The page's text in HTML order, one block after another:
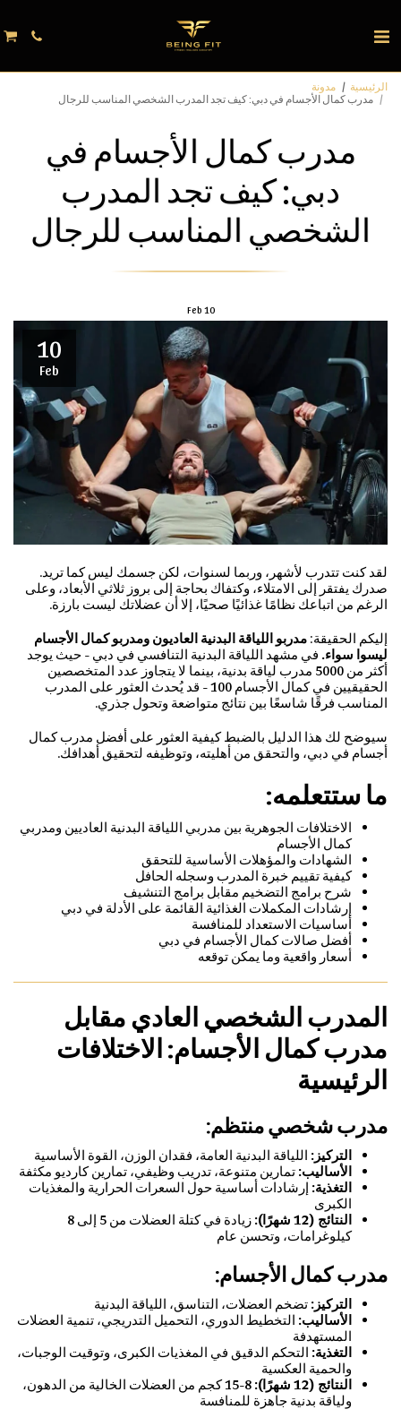
الرئيسية
مدونة
مدرب كمال الأجسام في دبي: كيف تجد المدرب الشخصي المناسب للرجال
مدرب كمال الأجسام في
دبي: كيف تجد المدرب
الشخصي المناسب للرجال
Feb
10
Feb
لقد كنت تتدرب لأشهر، وربما لسنوات، لكن جسمك ليس كما تريد.
صدرك يفتقر إلى الامتلاء، وكتفاك بحاجة إلى بروز ثلاثي الأبعاد، وعلى
الرغم من اتباعك نظامًا غذائيًا صحيًا، إلا أن عضلاتك ليست بارزة.
إليكم الحقيقة:مدربو اللياقة البدنية العاديون ومدربو كمال الأجسام
ليسوا سواء.في مشهد اللياقة البدنية التنافسي في دبي - حيث يوجد
أكثر من 5000 مدرب لياقة بدنية، بينما لا يتجاوز عدد المتخصصين
الحقيقيين في كمال الأجسام 100 - قد يُحدث العثور على المدرب
المناسب فرقًا شاسعًا بين نتائج متواضعة وتحول جذري.
سيوضح لك هذا الدليل بالضبط كيفية العثور على أفضل مدرب كمال
أجسام في دبي، والتحقق من أهليته، وتوظيفه لتحقيق أهدافك.
ما ستتعلمه:
الاختلافات الجوهرية بين مدربي اللياقة البدنية العاديين ومدربي
كمال الأجسام
الشهادات والمؤهلات الأساسية للتحقق
كيفية تقييم خبرة المدرب وسجله الحافل
شرح برامج التضخيم مقابل برامج التنشيف
إرشادات المكملات الغذائية القائمة على الأدلة في دبي
أساسيات الاستعداد للمنافسة
أفضل صالات كمال الأجسام في دبي
أسعار واقعية وما يمكن توقعه
المدرب الشخصي العادي مقابل
مدرب كمال الأجسام: الاختلافات
الرئيسية
مدرب شخصي منتظم:
التركيز:اللياقة البدنية العامة، فقدان الوزن، القوة الأساسية
الأساليب:تمارين متنوعة، تدريب وظيفي، تمارين كارديو مكثفة
التغذية:إرشادات أساسية حول السعرات الحرارية والمغذيات
الكبرى
النتائج (12 شهرًا):
زيادة في كتلة العضلات من 5 إلى 8
كيلوغرامات، وتحسن عام
مدرب كمال الأجسام:
التركيز:تضخم العضلات، التناسق، اللياقة البدنية
الأساليب:التخطيط الدوري، التحميل التدريجي، تنمية العضلات
المستهدفة
التغذية:التحكم الدقيق في المغذيات الكبرى، وتوقيت الوجبات،
والحمية العكسية
النتائج (12 شهرًا):
8-15 كجم من العضلات الخالية من الدهون،
ولياقة بدنية جاهزة للمنافسة